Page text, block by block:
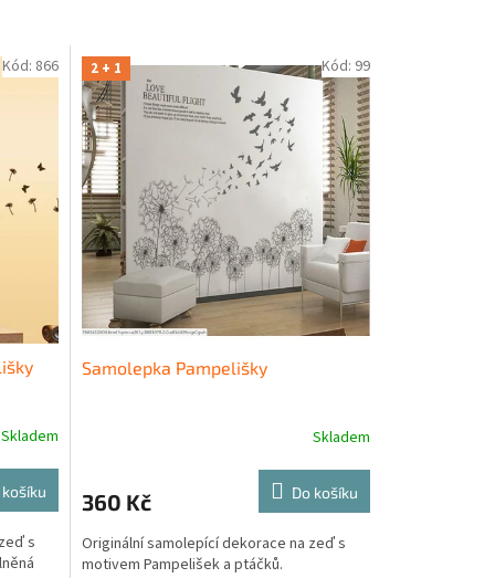
Skladem
košíku
s
Kód: 866 2 + 1
Samolepka Pampelišky
Skladem
360 Kč Do košíku
Originální samolepící dekorace na zeď s
motivem Pampelišek a ptáčků.
Kód: 99